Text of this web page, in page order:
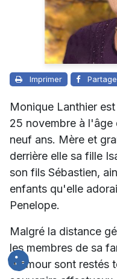
Imprimer
Monique Lanthier
25 novembre à
neuf ans. Mère et
derrière elle sa fille
son fils Sébastien,
enfants qu'elle
Penelope.
Malgré la distance
les membres de sa
d'amour sont restés